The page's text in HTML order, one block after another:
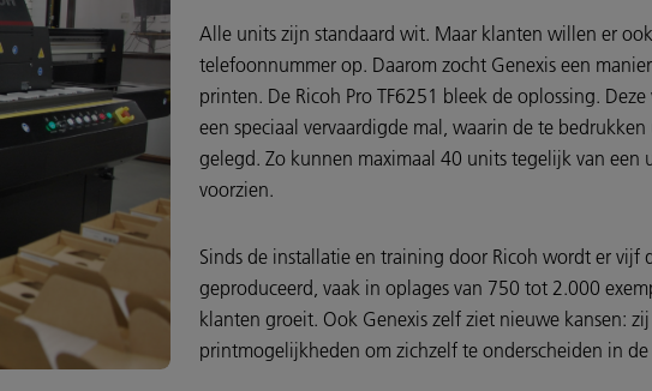
Alle units zijn standaard wit. Maar klanten willen er
telefoonnummer op. Daarom zocht Genexis een
printen. De Ricoh Pro TF6251 bleek de oplossing.
een speciaal vervaardigde mal, waarin de te
gelegd. Zo kunnen maximaal 40 units tegelijk van
voorzien.
Sinds de installatie en training door Ricoh wordt er vijf
geproduceerd, vaak in oplages van 750 tot 2.000
klanten groeit. Ook Genexis zelf ziet nieuwe kansen:
printmogelijkheden om zichzelf te onderscheiden in de